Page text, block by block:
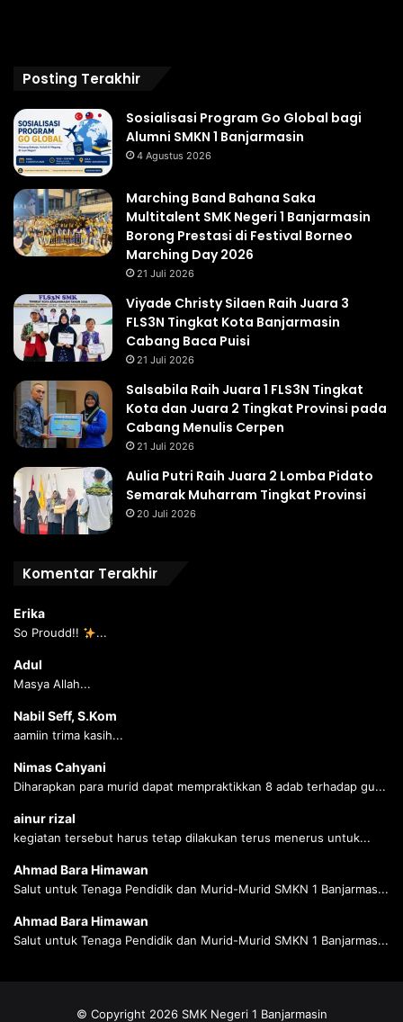
Posting Terakhir
Sosialisasi Program Go Global bagi
Alumni SMKN 1 Banjarmasin
4 Agustus 2026
Marching Band Bahana Saka
Multitalent SMK Negeri 1 Banjarmasin
Borong Prestasi di Festival Borneo
Marching Day 2026
21 Juli 2026
Viyade Christy Silaen Raih Juara 3
FLS3N Tingkat Kota Banjarmasin
Cabang Baca Puisi
21 Juli 2026
Salsabila Raih Juara 1 FLS3N Tingkat
Kota dan Juara 2 Tingkat Provinsi pada
Cabang Menulis Cerpen
21 Juli 2026
Aulia Putri Raih Juara 2 Lomba Pidato
Semarak Muharram Tingkat Provinsi
20 Juli 2026
Komentar Terakhir
Erika
So Proudd!! ...
Adul
Masya Allah...
Nabil Seff, S.Kom
aamiin trima kasih...
Nimas Cahyani
Diharapkan para murid dapat mempraktikkan 8 adab terhadap gu...
ainur rizal
kegiatan tersebut harus tetap dilakukan terus menerus untuk...
Ahmad Bara Himawan
Salut untuk Tenaga Pendidik dan Murid-Murid SMKN 1 Banjarmas...
Ahmad Bara Himawan
Salut untuk Tenaga Pendidik dan Murid-Murid SMKN 1 Banjarmas...
© Copyright 2026 SMK Negeri 1 Banjarmasin